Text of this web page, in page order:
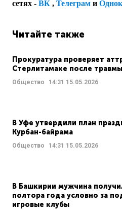
сетях - ВК , Телеграм и
Читайте также
Прокуратура проверяет
Стерлитамаке после
Общество 14:31 15.05.2026
В Уфе утвердили план
Курбан-байрама
Общество 14:31 15.05.2026
В Башкирии мужчина
полтора года условно за
игровые клубы